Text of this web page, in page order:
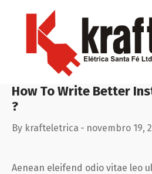
How To Write Better
?
By krafteletrica novembro 19,
Aenean eleifend odio vitae leo